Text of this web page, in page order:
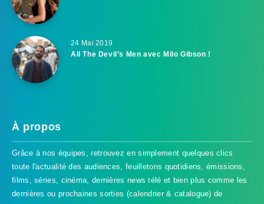
24 Mai 2019
All The Devil’s Men avec Milo Gibson !
À propos
Grâce à nos équipes, retrouvez en simplement quelques clics
toute l'actualité des audiences, feuilletons quotidiens, émissions,
films, séries, cinéma, dernières news télé et bien plus comme les
dernières ou prochaines sorties (calendrier & catalogue) de